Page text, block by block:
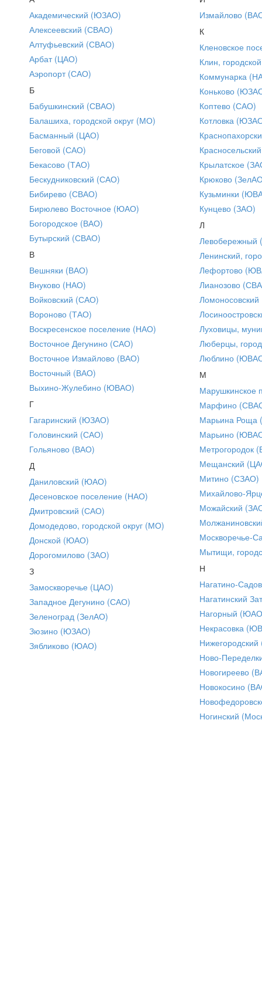
Академический (ЮЗАО)
Алексеевский (СВАО)
Алтуфьевский (СВАО)
Арбат (ЦАО)
Аэропорт (САО)
Б
Бабушкинский (СВАО)
Балашиха, городской округ (МО)
Басманный (ЦАО)
Беговой (САО)
Бекасово (ТАО)
Бескудниковский (САО)
Бибирево (СВАО)
Бирюлево Восточное (ЮАО)
Богородское (ВАО)
Бутырский (СВАО)
В
Вешняки (ВАО)
Внуково (НАО)
Войковский (САО)
Вороново (ТАО)
Воскресенское поселение (НАО)
Восточное Дегунино (САО)
Восточное Измайлово (ВАО)
Восточный (ВАО)
Выхино-Жулебино (ЮВАО)
Г
Гагаринский (ЮЗАО)
Головинский (САО)
Гольяново (ВАО)
Д
Даниловский (ЮАО)
Десеновское поселение (НАО)
Дмитровский (САО)
Домодедово, городской округ (МО)
Донской (ЮАО)
Дорогомилово (ЗАО)
З
Замоскворечье (ЦАО)
Западное Дегунино (САО)
Зеленоград (ЗелАО)
Зюзино (ЮЗАО)
Зябликово (ЮАО)
Измайлово
К
Кленовское
Клин,
Коммунарка
Коньково
Коптево (САО)
Котловка
Крылатское
Крюково
Кузьминки
Кунцево (ЗАО)
Л
Ленинский,
Лефортово
Лианозово
Луховицы,
Люберцы,
Люблино
М
Марушкинское
Марфино
Марьина Роща
Марьино
Метрогородок
Мещанский
Митино (СЗАО)
Михайлово-
Можайский
Москворечье-
Мытищи,
Н
Нагатино-
Нагатинский
Нагорный
Некрасовка
Ново-
Новогиреево
Новокосино
Ногинский